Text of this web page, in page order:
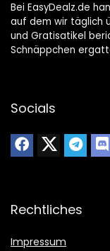
Bei EasyDealz.de
auf dem wir täglich
und Gratisatikel
Schnäppchen
Socials
Rechtliches
Impressum